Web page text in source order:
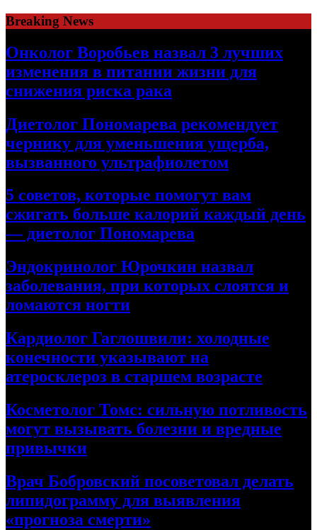
Skip
to
content
Breaking News
Онколог Воробьев назвал 3 лучших
изменения в питании жизни для
снижения риска рака
Диетолог Пономарева рекомендует
чернику для уменьшения ущерба,
вызванного ультрафиолетом
5 советов, которые помогут вам
сжигать больше калорий каждый день
— диетолог Пономарева
Эндокринолог Юрочкин назвал
заболевания, при которых слоятся и
ломаются ногти
Кардиолог Гаглошвили: холодные
конечности указывают на
атеросклероз в старшем возрасте
Косметолог Томс: сильную потливость
могут вызывать болезни и вредные
привычки
Врач Бобровский посоветовал делать
липидограмму для выявления
«прогноза смерти»